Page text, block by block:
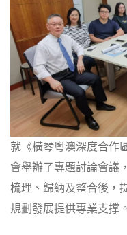
就《橫琴粵澳深度合作
會舉辦了專題討論會議
梳理、歸納及整合後，
規劃發展提供專業支撑。